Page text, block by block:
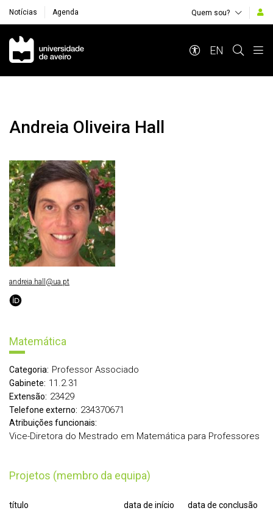
Notícias Agenda Quem sou?
Navegação Principal
EN
Andreia Oliveira Hall
Matemática
Categoria: Professor Associado
Gabinete: 11.2.31
Extensão: 23429
Telefone externo: 234370671
Atribuições funcionais:
Vice-Diretora do Mestrado em Matemática para Professores
Projetos (membro da equipa)
título data de início data de conclusão
andreia.hall@ua.pt